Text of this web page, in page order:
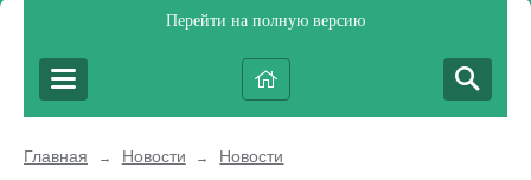
Перейти на полную версию
Главная → Новости → Новости